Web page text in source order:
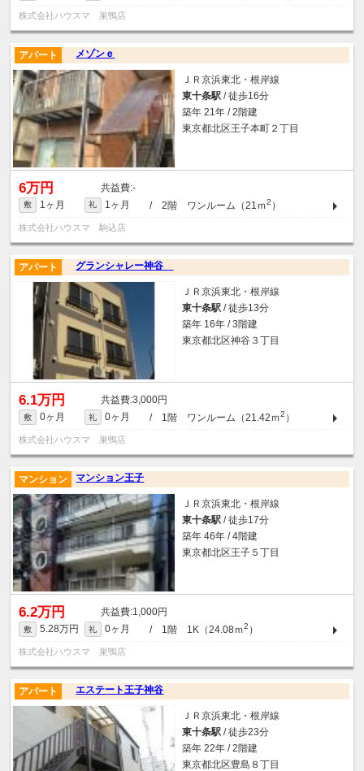
株式会社ハウスマ 巣鴨店
メゾンｅ
アパート
ＪＲ京浜東北・根岸線
東十条駅 / 徒歩16分
築年 21年 / 2階建
東京都北区王子本町２丁目
6万円 -
敷 1ヶ月 礼 1ヶ月 / 2階 ワンルーム（21ｍ2 ）
株式会社ハウスマ 駒込店
グランシャレー神谷
アパート
ＪＲ京浜東北・根岸線
東十条駅 / 徒歩13分
築年 16年 / 3階建
東京都北区神谷３丁目
6.1万円 3,000円
敷 0ヶ月 礼 0ヶ月 / 1階 ワンルーム（21.42ｍ2 ）
株式会社ハウスマ 巣鴨店
マンション王子
マンション
ＪＲ京浜東北・根岸線
東十条駅 / 徒歩17分
築年 46年 / 4階建
東京都北区王子５丁目
6.2万円 1,000円
敷 5.28万円 礼 0ヶ月 / 1階 1K（24.08ｍ2 ）
株式会社ハウスマ 巣鴨店
エステート王子神谷
アパート
ＪＲ京浜東北・根岸線
東十条駅 / 徒歩23分
築年 22年 / 2階建
東京都北区豊島８丁目